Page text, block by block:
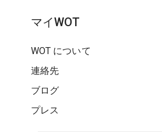
マイWOT
WOT について
連絡先
ブログ
プレス